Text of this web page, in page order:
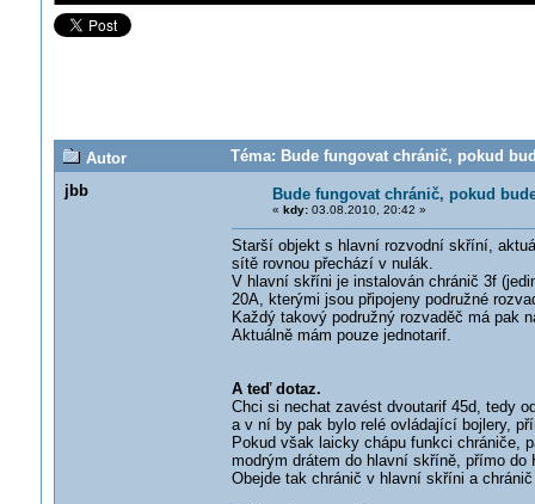
Autor
Téma: Bude fungovat chránič, pokud
jbb
Bude fungovat chránič, pokud
« kdy:03.08.2010, 20:42 »
Starší objekt s hlavní rozvodní skříní,
sítě rovnou přechází v nulák.
V hlavní skříni je instalován chránič 3f
20A, kterými jsou připojeny podružné
Každý takový podružný rozvaděč má pak
Aktuálně mám pouze jednotarif.
A teď dotaz.
Chci si nechat zavést dvoutarif 45d, tedy
a v ní by pak bylo relé ovládající bojlery,
Pokud však laicky chápu funkci chrániče,
modrým drátem do hlavní skříně, přímo do
Obejde tak chránič v hlavní skříni a